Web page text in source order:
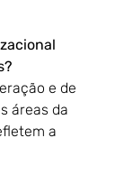
e de
áreas da
a